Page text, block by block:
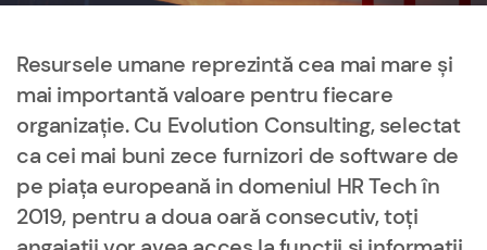
Resursele umane reprezintă cea mai mare și
mai importantă valoare pentru fiecare
organizație. Cu Evolution Consulting, selectat
ca cei mai buni zece furnizori de software de
pe piața europeană in domeniul HR Tech în
2019, pentru a doua oară consecutiv, toți